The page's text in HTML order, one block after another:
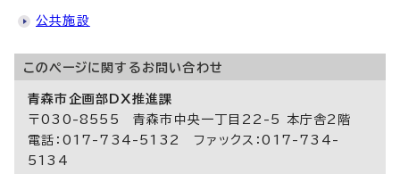
公共施設
このページに関する お問い合わせ
青森市企画部DX推進課
〒030-8555 青森市中央一丁目22-5 本庁舎2階
電話：017-734-5132 ファックス：017-734-
5134